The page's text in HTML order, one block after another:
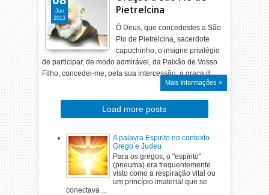
Pietrelcina
Ó Deus, que concedestes a São
Pio de Pietrelcina, sacerdote
capuchinho, o insigne privilégio
de participar, de modo admirável, da Paixão de Vosso
Filho, concedei-me, pela sua intercessão, a graça d…
Mais informações »
Jun
2013
Load more posts
A palavra Espirito no contexto
Grego e Judeu
Para os gregos, o "espírito"
(pneuma) era frequentemente
visto como a respiração vital ou
um princípio imaterial que se
conectava ...